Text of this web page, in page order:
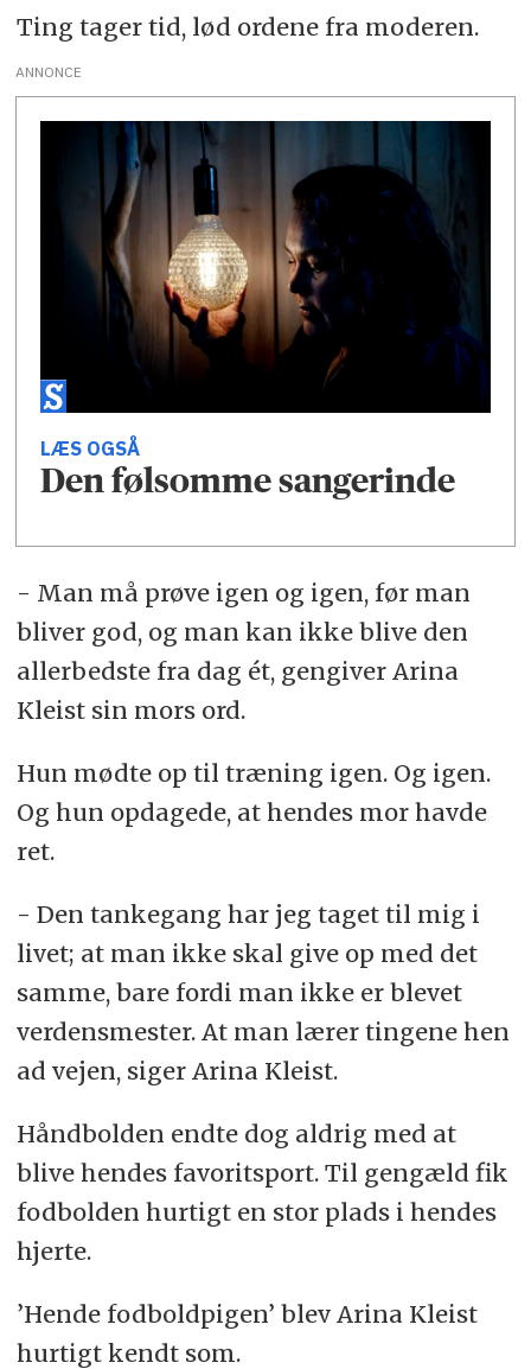
Ting tager tid, lød ordene fra moderen.
ANNONCE
LÆS OGSÅ
Den følsomme sangerinde
- Man må prøve igen og igen, før man
bliver god, og man kan ikke blive den
allerbedste fra dag ét, gengiver Arina
Kleist sin mors ord.
Hun mødte op til træning igen. Og igen.
Og hun opdagede, at hendes mor havde
ret.
- Den tankegang har jeg taget til mig i
livet; at man ikke skal give op med det
samme, bare fordi man ikke er blevet
verdensmester. At man lærer tingene hen
ad vejen, siger Arina Kleist.
Håndbolden endte dog aldrig med at
blive hendes favoritsport. Til gengæld fik
fodbolden hurtigt en stor plads i hendes
hjerte.
’Hende fodboldpigen’ blev Arina Kleist
hurtigt kendt som.